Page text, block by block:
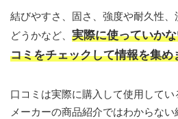
結びやすさ、固さ、強度や耐久性
どうかなど、 実際に使っていか
コミをチェックして情報を集め
口コミは実際に購入して使用してい
メーカーの商品紹介ではわからな